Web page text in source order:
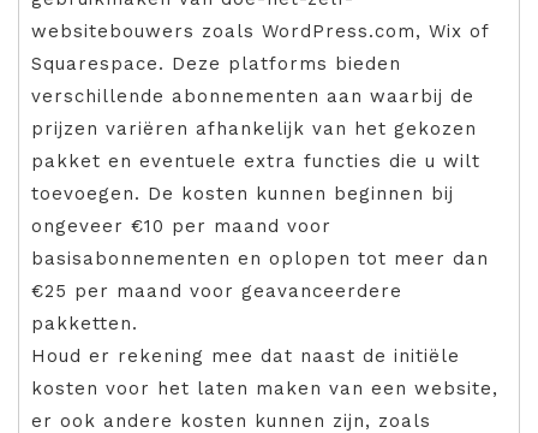
websitebouwers zoals WordPress.com, Wix of
Squarespace. Deze platforms bieden
verschillende abonnementen aan waarbij de
prijzen variëren afhankelijk van het gekozen
pakket en eventuele extra functies die u wilt
toevoegen. De kosten kunnen beginnen bij
ongeveer €10 per maand voor
basisabonnementen en oplopen tot meer dan
€25 per maand voor geavanceerdere
pakketten.
Houd er rekening mee dat naast de initiële
kosten voor het laten maken van een website,
er ook andere kosten kunnen zijn, zoals